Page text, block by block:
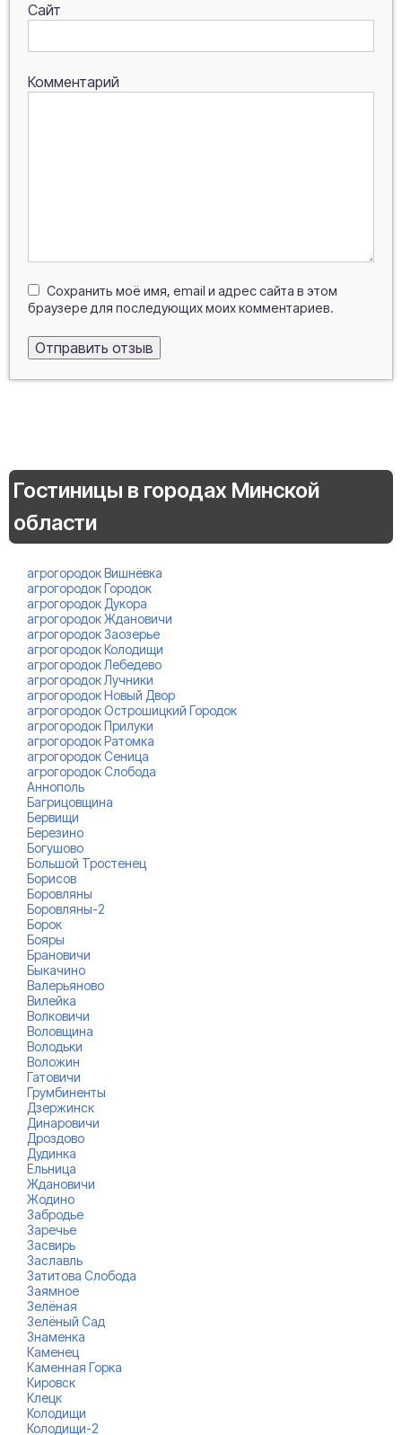
Сайт
Комментарий
Сохранить моё имя, email и адрес сайта в этом
браузере для последующих моих комментариев.
Гостиницы в городах Минской
области
агрогородок Вишнёвка
агрогородок Городок
агрогородок Дукора
агрогородок Ждановичи
агрогородок Заозерье
агрогородок Колодищи
агрогородок Лебедево
агрогородок Лучники
агрогородок Новый Двор
агрогородок Острошицкий Городок
агрогородок Прилуки
агрогородок Ратомка
агрогородок Сеница
агрогородок Слобода
Аннополь
Багрицовщина
Бервищи
Березино
Богушово
Большой Тростенец
Борисов
Боровляны
Боровляны-2
Борок
Бояры
Брановичи
Быкачино
Валерьяново
Вилейка
Волковичи
Воловщина
Володьки
Воложин
Гатовичи
Грумбиненты
Дзержинск
Динаровичи
Дроздово
Дудинка
Ельница
Ждановичи
Жодино
Забродье
Заречье
Засвирь
Заславль
Затитова Слобода
Заямное
Зелёная
Зелёный Сад
Знаменка
Каменец
Каменная Горка
Кировск
Клецк
Колодищи
Колодищи-2